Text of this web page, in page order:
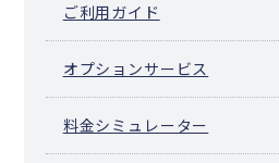
ご利用ガイド
オプションサービス
料金シミュレーター